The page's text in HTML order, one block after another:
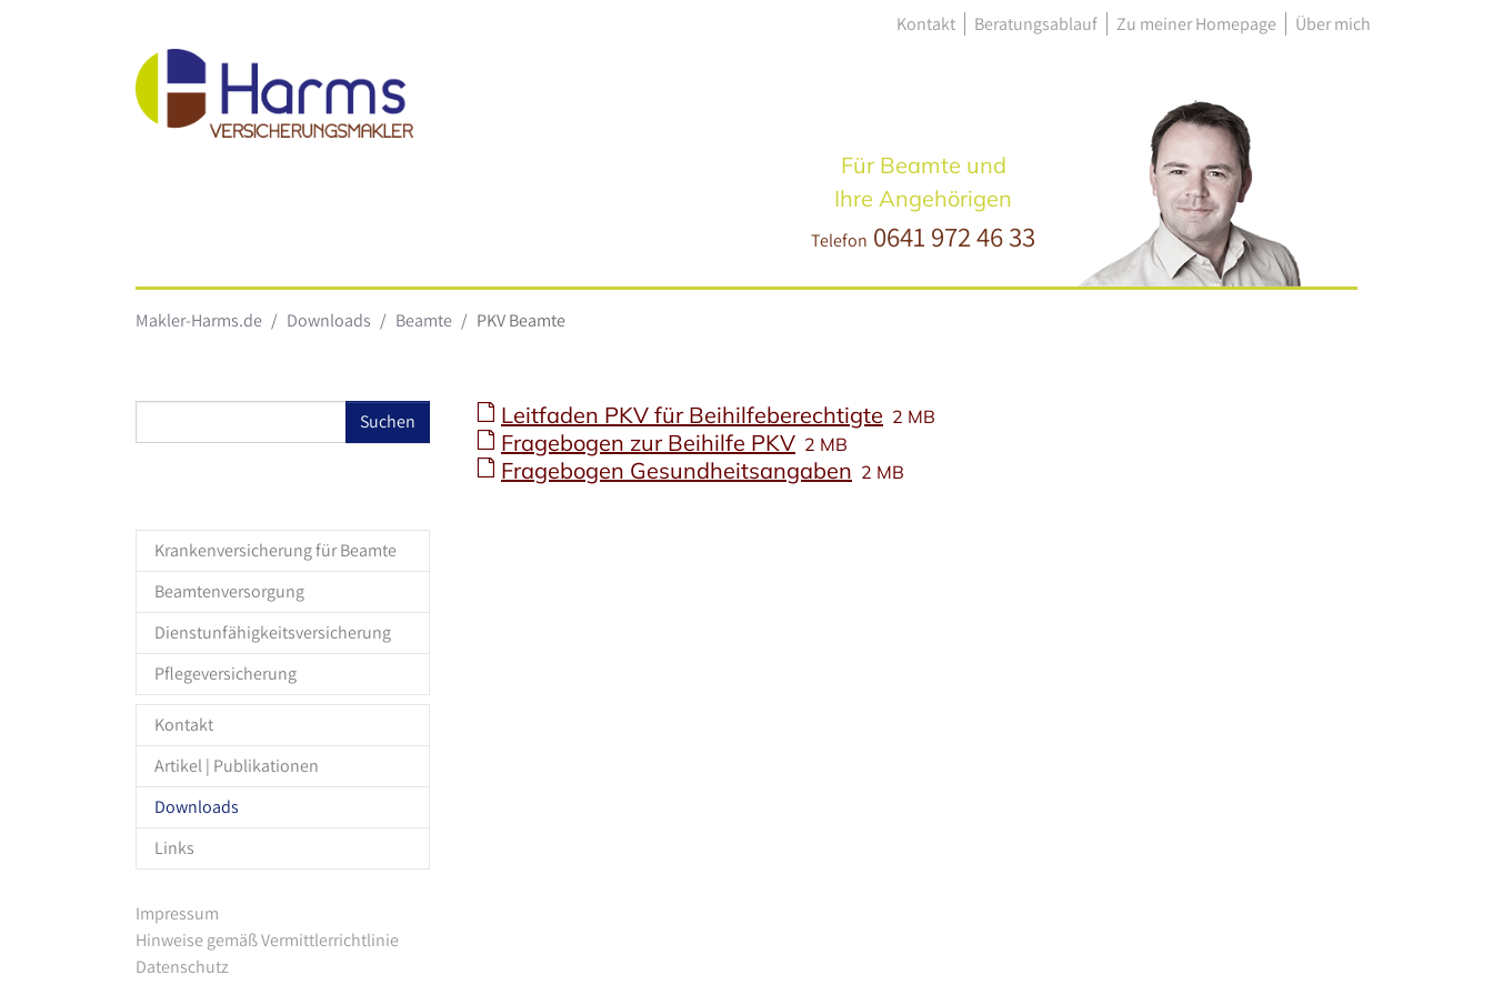
Kontakt Beratungsablauf Zu meiner Homepage Über mich
Für Beamte und
Ihre Angehörigen
Telefon 0641 972 46 33
Makler-Harms.de Downloads Beamte PKV Beamte
Krankenversicherung für Beamte
Beamtenversorgung
Dienstunfähigkeitsversicherung
Pflegeversicherung
Kontakt
Artikel | Publikationen
Downloads
Links
Leitfaden PKV für Beihilfeberechtigte 2 MB
Fragebogen zur Beihilfe PKV 2 MB
Fragebogen Gesundheitsangaben 2 MB
Impressum
Hinweise gemäß Vermittlerrichtlinie
Datenschutz